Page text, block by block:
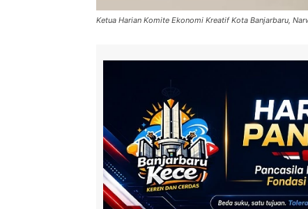
Ketua Harian Komite Ekonomi Kreatif Kota Banjarbaru,